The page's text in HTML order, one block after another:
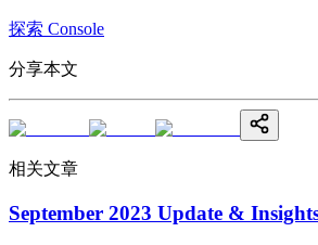
探索 Console
分享本文
相关文章
September 2023 Update &